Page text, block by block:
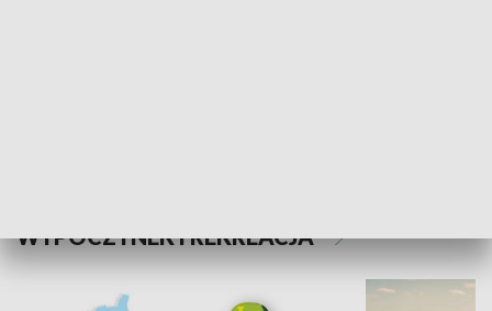
WYPOCZYNEK I REKREACJA